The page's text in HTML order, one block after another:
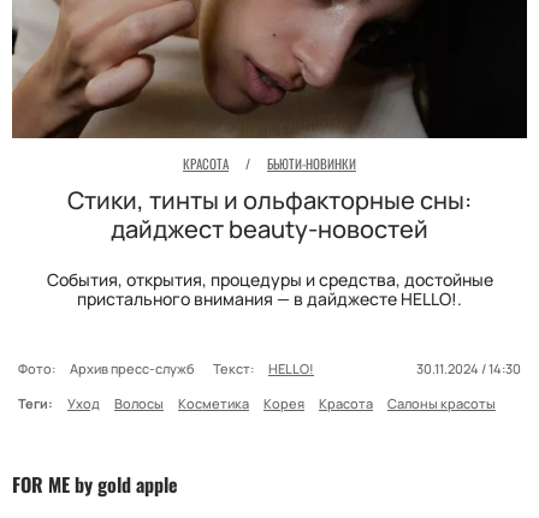
КРАСОТА / БЬЮТИ-НОВИНКИ
Стики, тинты и ольфакторные сны:
дайджест beauty-новостей
События, открытия, процедуры и средства, достойные
пристального внимания — в дайджесте HELLO!.
Фото: Архив пресс-служб Текст: HELLO!
30.11.2024 / 14:30
Теги:
Уход Волосы Косметика Корея Красота Салоны красоты
FOR ME by gold apple